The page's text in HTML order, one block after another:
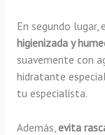
En segundo
higienizada y
suavemente con
hidratante
tu especialista.
Además, evita